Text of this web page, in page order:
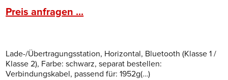
Preis anfragen ...
Lade-/Übertragungsstation, Horizontal, Bluetooth (Klasse 1 /
Klasse 2), Farbe: schwarz, separat bestellen:
Verbindungskabel, passend für: 1952g(…)